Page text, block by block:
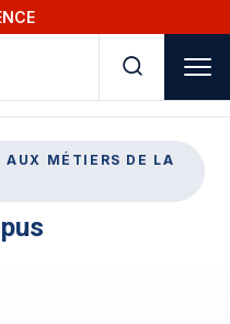
MÉTIERS DE LA